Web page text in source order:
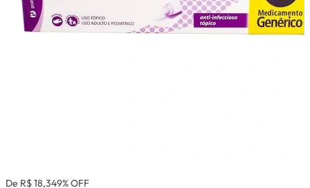
De R$ 18,349% OFF